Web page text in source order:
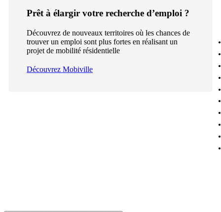
Prêt à élargir votre recherche d’emploi ?
Découvrez de nouveaux territoires où les chances de
trouver un emploi sont plus fortes en réalisant un
projet de mobilité résidentielle
Découvrez Mobiville